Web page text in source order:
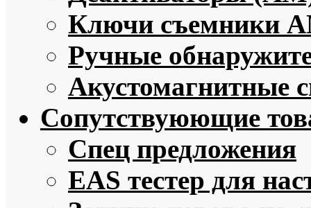
Ключи съемники
Ручные
Акустомагнитные
Сопутствуюющие
Спец предложения
EAS тестер для